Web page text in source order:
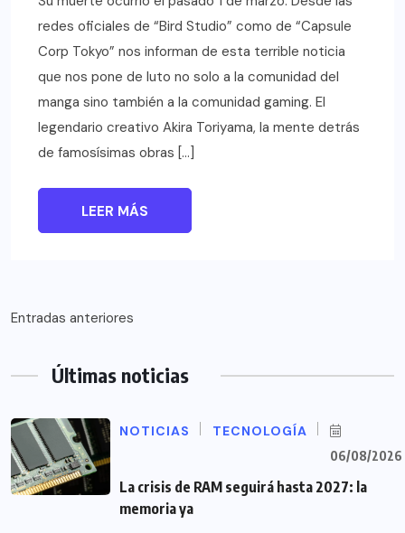
redes oficiales de “Bird Studio” como de “Capsule
Corp Tokyo” nos informan de esta terrible noticia
que nos pone de luto no solo a la comunidad del
manga sino también a la comunidad gaming. El
legendario creativo Akira Toriyama, la mente detrás
de famosísimas obras […]
LEER MÁS
Navegación
entradas
Entradas anteriores
Últimas noticias
NOTICIAS TECNOLOGÍA
06/08/2026
La crisis de RAM seguirá hasta 2027: la
memoria ya